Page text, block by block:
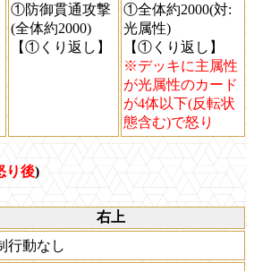
①防御貫通攻撃
(全体約2000)
【①くり返し】
①全体約2000(対:
光属性)
【①くり返し】
※デッキに主属性
が光属性のカード
が4体以下(反転状
態含む)で怒り
り後)
右上
行動なし